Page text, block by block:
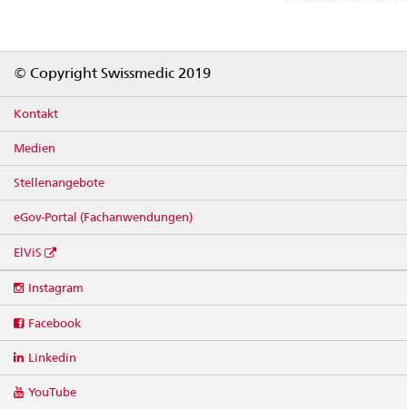
© Copyright Swissmedic 2019
Kontakt
Medien
Stellenangebote
eGov-Portal (Fachanwendungen)
ElViS
media
Instagram
Facebook
Linkedin
YouTube